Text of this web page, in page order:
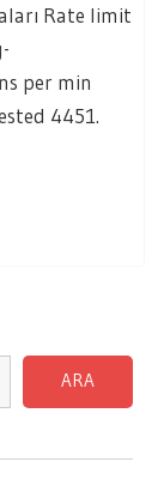
Rate limit
per min
4451.
ARA